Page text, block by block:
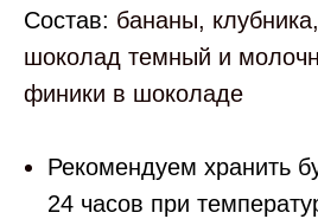
Состав: бананы,
шоколад темный и
финики в шоколаде
Рекомендуем хранить
24 часов при